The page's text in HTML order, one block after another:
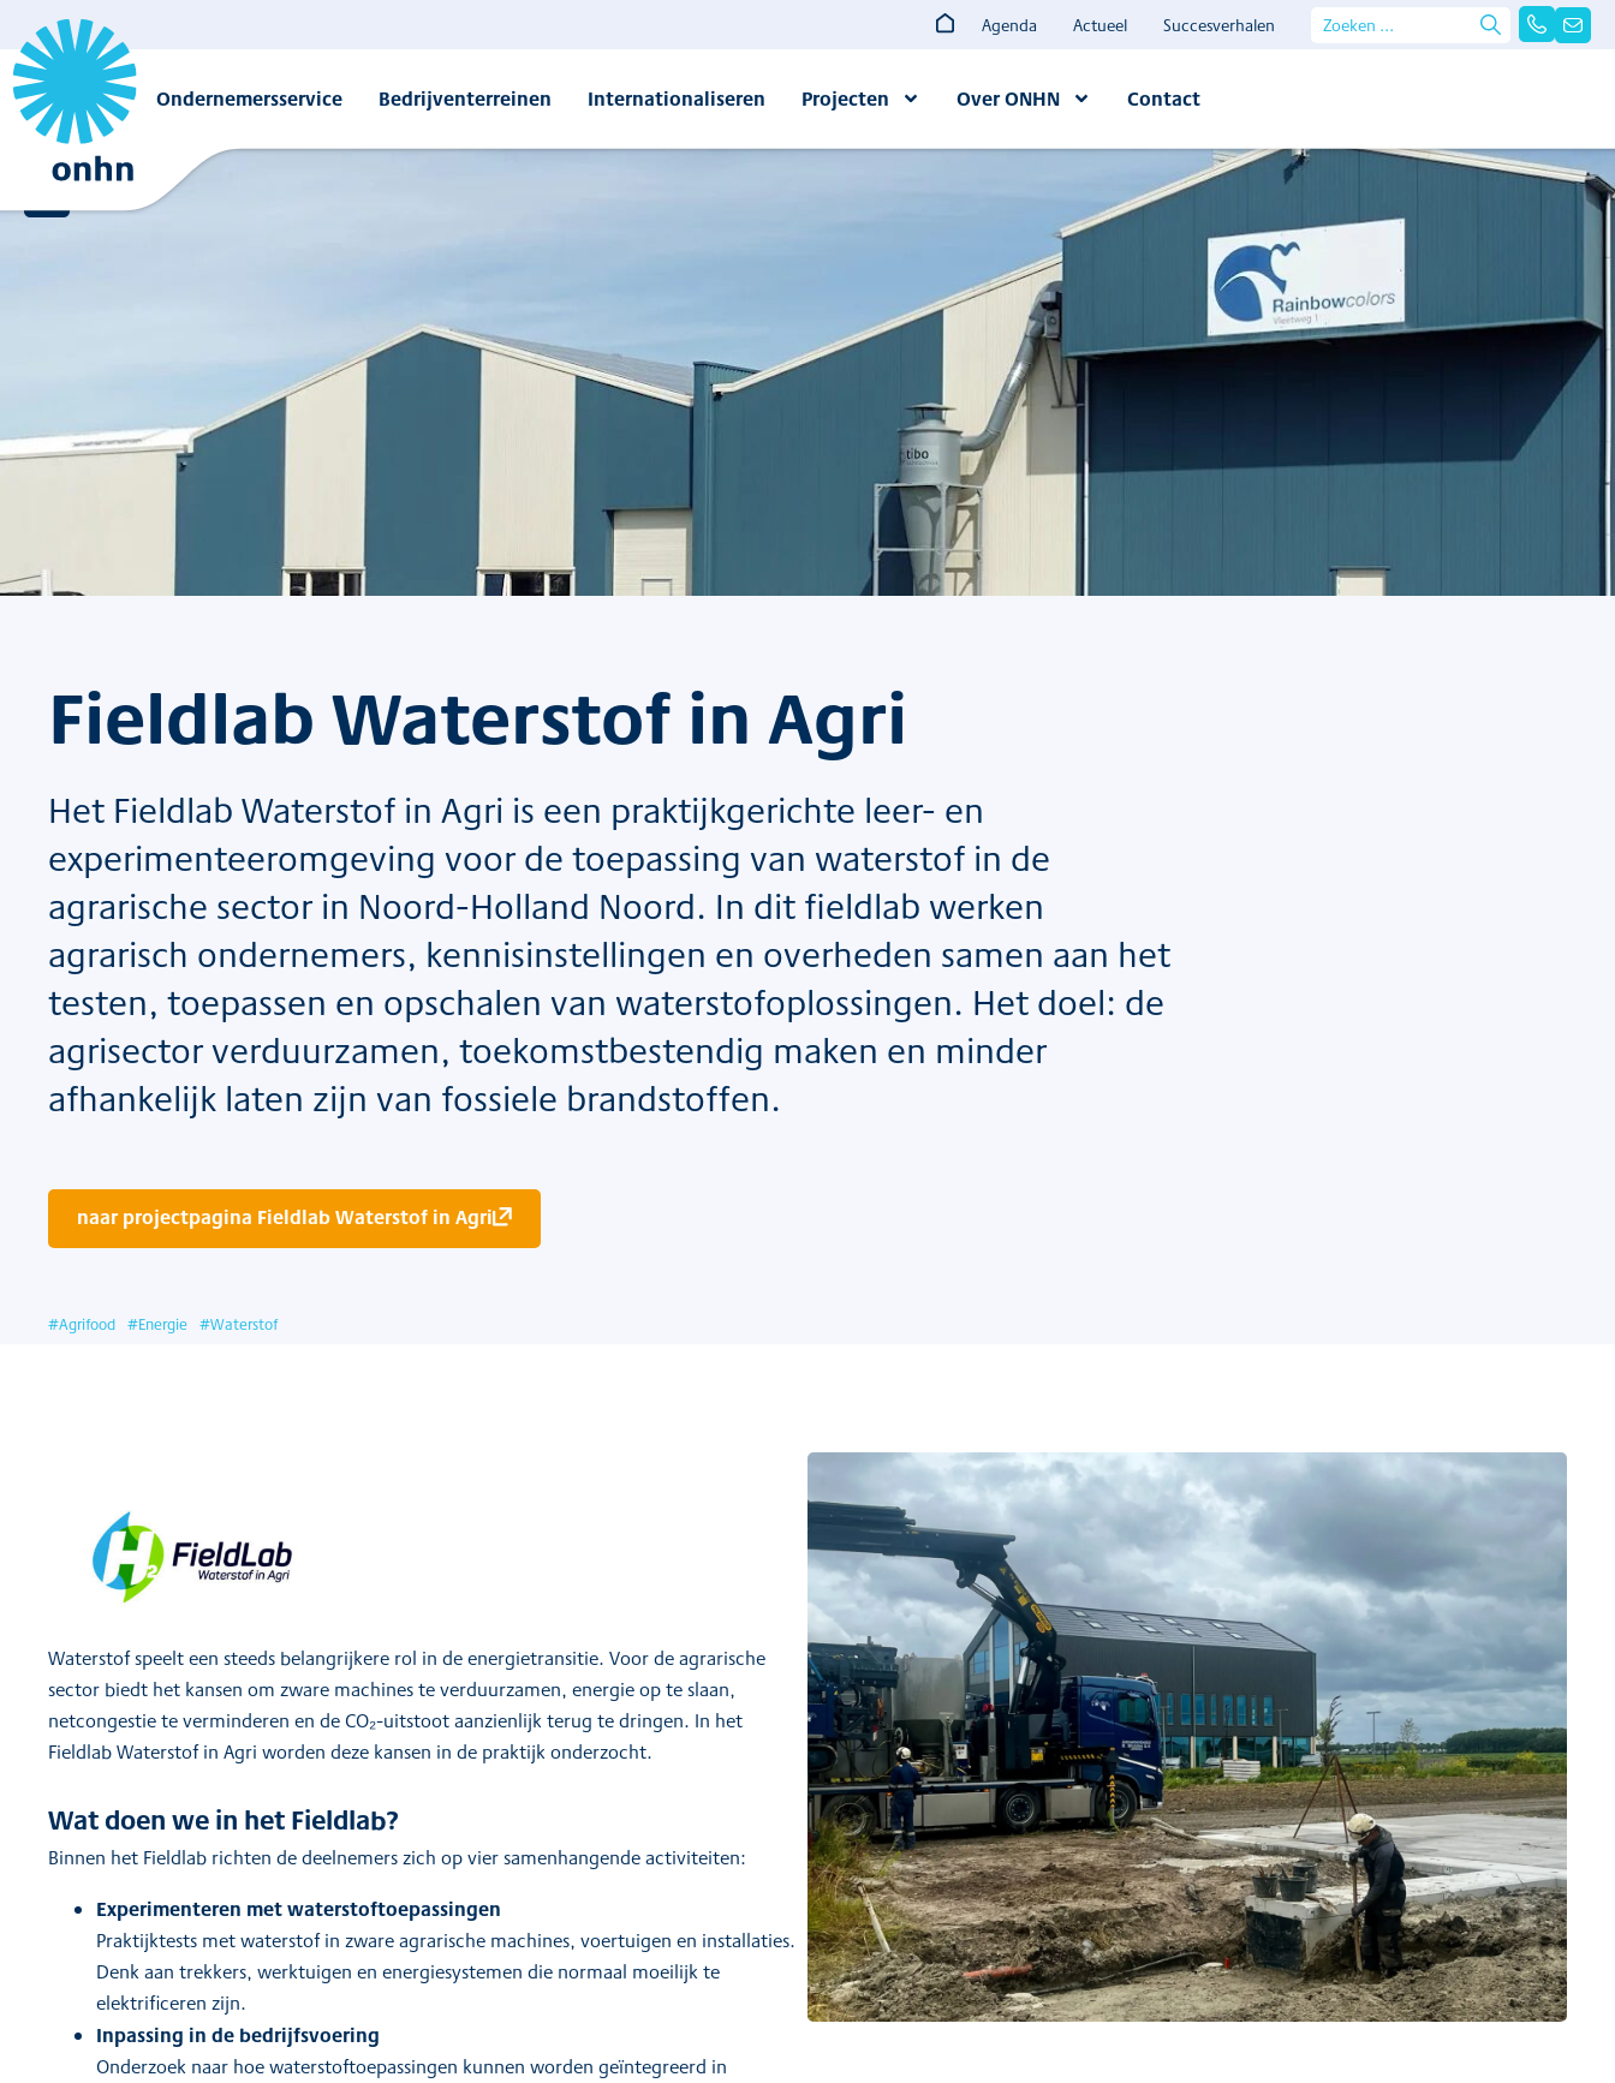
Agenda Actueel Succesverhalen
Ondernemersservice Bedrijventerreinen Internationaliseren Projecten Over ONHN Contact
Overzicht
Fieldlab Waterstof in Agri
Het Fieldlab Waterstof in Agri is een praktijkgerichte leer- en
experimenteeromgeving voor de toepassing van waterstof in de
agrarische sector in Noord-Holland Noord. In dit fieldlab werken
agrarisch ondernemers, kennisinstellingen en overheden samen aan het
testen, toepassen en opschalen van waterstofoplossingen. Het doel: de
agrisector verduurzamen, toekomstbestendig maken en minder
afhankelijk laten zijn van fossiele brandstoffen.
naar projectpagina Fieldlab Waterstof in Agri
#Agrifood #Energie #Waterstof
Waterstof speelt een steeds belangrijkere rol in de energietransitie. Voor de agrarische
sector biedt het kansen om zware machines te verduurzamen, energie op te slaan,
netcongestie te verminderen en de CO₂-uitstoot aanzienlijk terug te dringen. In het
Fieldlab Waterstof in Agri worden deze kansen in de praktijk onderzocht.
Wat doen we in het Fieldlab?
Binnen het Fieldlab richten de deelnemers zich op vier samenhangende activiteiten:
Experimenteren met waterstoftoepassingen
Praktijktests met waterstof in zware agrarische machines, voertuigen en installaties.
Denk aan trekkers, werktuigen en energiesystemen die normaal moeilijk te
elektrificeren zijn.
Inpassing in de bedrijfsvoering
Onderzoek naar hoe waterstoftoepassingen kunnen worden geïntegreerd in